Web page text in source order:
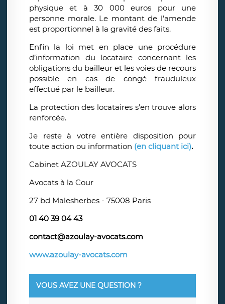
physique et à 30 000 euros pour une
personne morale. Le montant de l’amende
est proportionnel à la gravité des faits.
Enfin la loi met en place une procédure
d’information du locataire concernant les
obligations du bailleur et les voies de recours
possible en cas de congé frauduleux
effectué par le bailleur.
La protection des locataires s’en trouve alors
renforcée.
Je reste à votre entière disposition pour
toute action ou information (en cliquant ici).
Cabinet AZOULAY AVOCATS
Avocats à la Cour
27 bd Malesherbes - 75008 Paris
01 40 39 04 43
contact@azoulay-avocats.com
www.azoulay-avocats.com
VOUS AVEZ UNE QUESTION ?